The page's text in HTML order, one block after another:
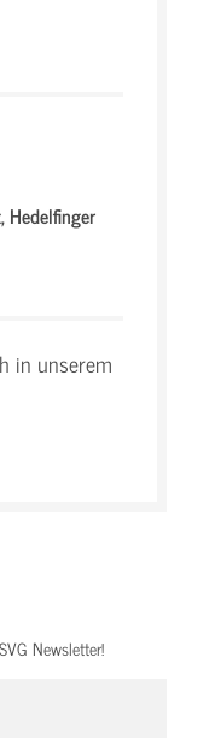
Hedelfinger
in unserem
Newsletter!